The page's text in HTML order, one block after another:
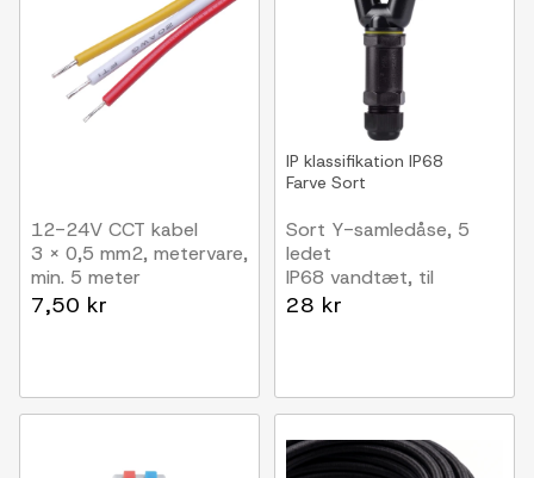
12-24V CCT kabel
3 x 0,5 mm2, metervare,
min. 5 meter
7,50 kr
IP klassifikation IP68
Farve Sort
Sort Y-samledåse, 5
ledet
IP68 vandtæt, til
samling af ledninger,
28 kr